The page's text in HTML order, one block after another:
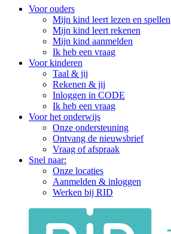
Voor ouders
Mijn kind leert lezen en spellen
Mijn kind leert rekenen
Mijn kind aanmelden
Ik heb een vraag
Voor kinderen
Taal & jij
Rekenen & jij
Inloggen in CODE
Ik heb een vraag
Voor het onderwijs
Onze ondersteuning
Ontvang de nieuwsbrief
Vraag of afspraak
Snel naar:
Onze locaties
Aanmelden & inloggen
Werken bij RID